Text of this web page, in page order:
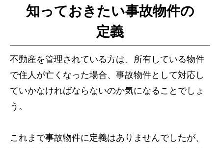
知っておきたい事故物件の
定義
不動産を管理されている方は、所有している物件
で住人が亡くなった場合、事故物件として対応し
ていかなければならないのか気になることでしょ
う。
これまで事故物件に定義はありませんでしたが、